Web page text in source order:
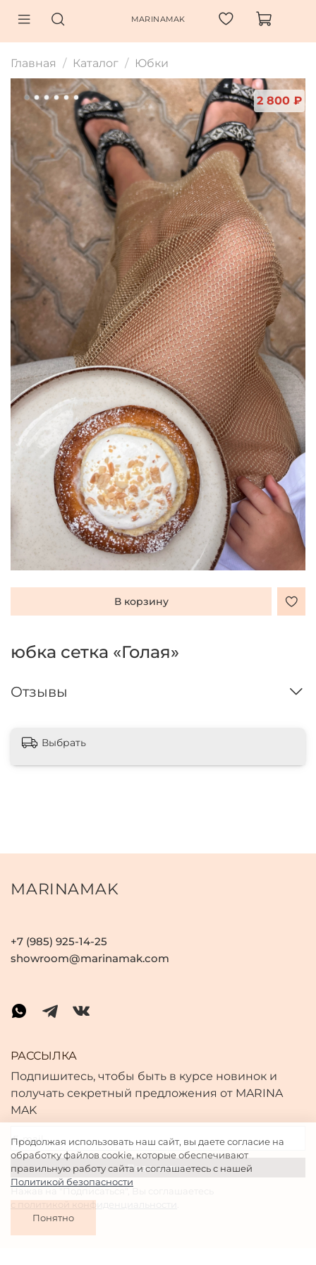
MARINAMAK
Главная Каталог Юбки
юбка сетка «Голая»
2 800 ₽
В корзину
Отзывы
Выбрать
MARINAMAK
+7 (985) 925-14-25
showroom@marinamak.com
РАССЫЛКА
Подпишитесь, чтобы быть в курсе новинок и
получать секретный предложения от MARINA
MAK
с политикой конфиденциальности
Продолжая использовать наш сайт, вы даете согласие на
обработку файлов cookie, которые обеспечивают
правильную работу сайта и соглашаетесь с нашей
Политикой безопасности
Понятно